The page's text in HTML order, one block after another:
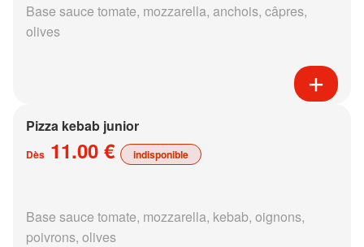
Base sauce tomate, mozzarella, anchois, câpres,
olives
Pizza kebab junior
Dès 11.00 € indisponible
Base sauce tomate, mozzarella, kebab, oignons,
poivrons, olives